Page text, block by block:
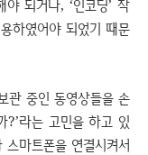
되거나, ‘인코딩’ 작
하였어야 되었기 때문
관 중인 동영상들을 손
라는 고민을 하고 있
마트폰을 연결시켜서